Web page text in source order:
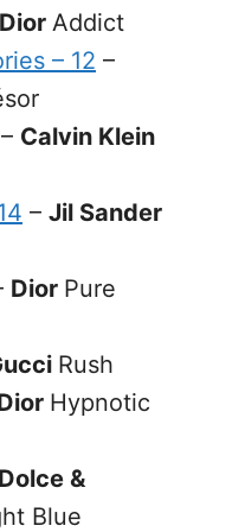
Dior Addict
– 12 –
– Calvin Klein
– Jil Sander
Dior Pure
Rush
Hypnotic
Dolce &
Blue